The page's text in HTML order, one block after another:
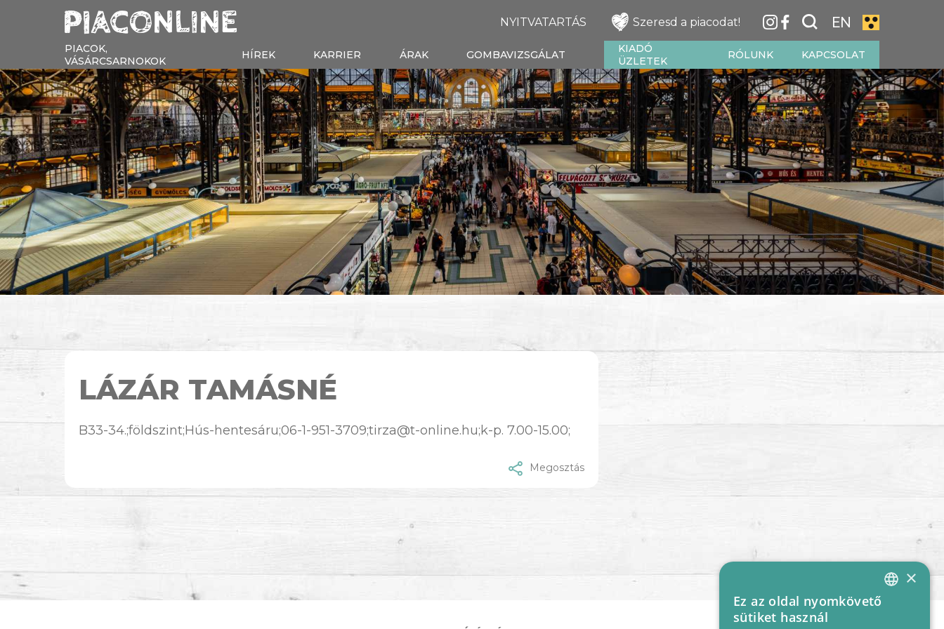
NYITVATARTÁS Szeresd a piacodat! EN
PIACOK,
VÁSÁRCSARNOKOK
HÍREK KARRIER ÁRAK GOMBAVIZSGÁLAT
KIADÓ
ÜZLETEK
RÓLUNK KAPCSOLAT
LÁZÁR TAMÁSNÉ
B33-34.;földszint;Hús-hentesáru;06-1-951-3709;tirza@t-online.hu;k-p. 7.00-15.00;
Megosztás
HUNGARIAN
×
Ez az oldal nyomkövető
sütiket használ